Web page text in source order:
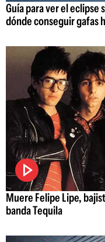
Guía para ver el eclipse
dónde conseguir gafas
Muere Felipe Lipe,
banda Tequila